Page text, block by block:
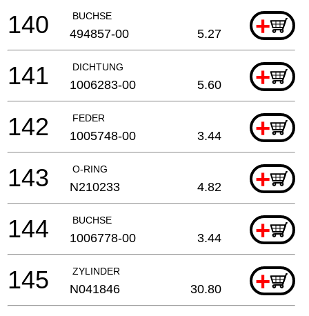
BUCHSE +
140 494857-00 5.27
DICHTUNG +
141 1006283-00 5.60
FEDER +
142 1005748-00 3.44
O-RING +
143 N210233 4.82
BUCHSE +
144 1006778-00 3.44
ZYLINDER +
145 N041846 30.80